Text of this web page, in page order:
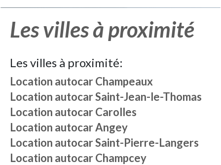
Les villes à proximité
Les villes à proximité:
Location autocarChampeaux
Location autocarSaint-Jean-le-Thomas
Location autocarCarolles
Location autocarAngey
Location autocarSaint-Pierre-Langers
Location autocarChampcey